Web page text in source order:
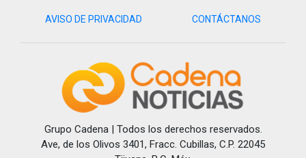
adverso cuando estaba 15 puntos abajo en el marcador.
touchdown de Dallas fue contrarrestado con un gol de
campo de Arizona que puso el juego 25-14 en favor de
Con 4:42 en el reloj, los Cowboys volvieron a anotar con un
pase de Prescott a Amari Cooper y una conversión exitosa
de dos puntos, pero ya no les alcanzó el tiempo para darle
AVISO DE PRIVACIDAD CONTÁCTANOS
Grupo Cadena | Todos los derechos reservados.
Ave, de los Olivos 3401, Fracc. Cubillas, C.P. 22045